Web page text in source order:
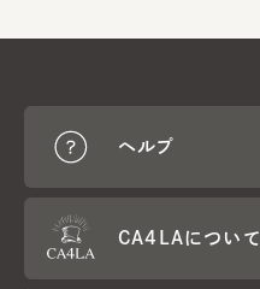
ヘルプ
CA4LAについて